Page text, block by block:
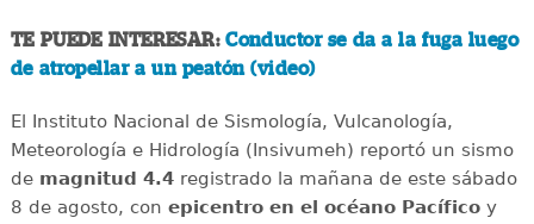
TE PUEDE INTERESAR:Conductor se da a la fuga luego
de atropellar a un peatón (video)
El Instituto Nacional de Sismología, Vulcanología,
Meteorología e Hidrología (Insivumeh) reportó un sismo
de magnitud 4.4registrado la mañana de este sábado
8 de agosto, con epicentro en el océano Pacíficoy